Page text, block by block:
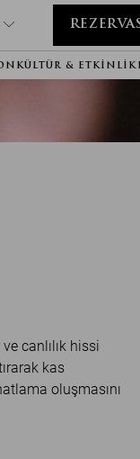
Tr
KÜLTÜR &
canlılık hissi
kas
oluşmasını